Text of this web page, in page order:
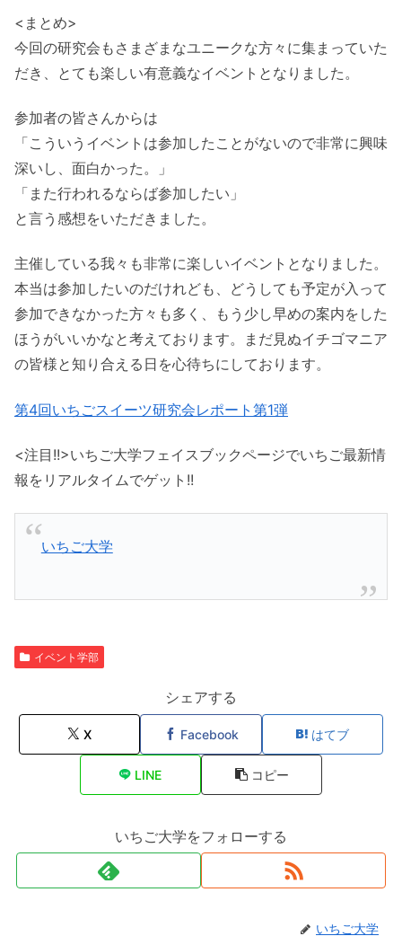
<まとめ>
今回の研究会もさまざまなユニークな方々に集まっていた
だき、 とても楽しい有意義なイベントとなりました。
参加者の皆さんからは
「こういうイベントは参加したことがないので非常に興味
深いし、面白かった。」
「また行われるならば参加したい」
と言う感想をいただきました。
主催している我々も非常に楽しいイベントとなりました。
本当は参加したいのだけれども、 どうしても予定が入って
参加できなかった方々も多く、
もう少し早めの案内をした
ほうがいいかなと考えております。
まだ見ぬイチゴマニア
の皆様と知り合える日を心待ちにしておりま す。
第4回いちごスイーツ研究会レポート第1弾
<注目!!>いちご大学フェイスブックページでいちご最新情
報をリアルタイムでゲット!!
いちご大学
イベント学部
シェアする
X Facebook はてブ
LINE コピー
いちご大学をフォローする
いちご大学